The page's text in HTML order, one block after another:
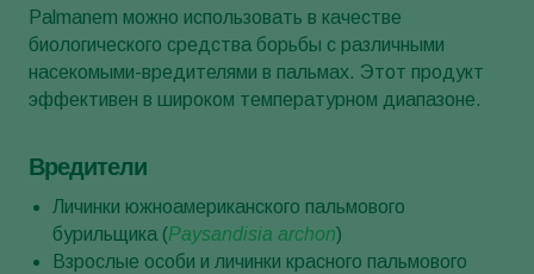
Palmanem можно использовать в качестве
биологического средства борьбы с различными
насекомыми-вредителями в пальмах. Этот продукт
эффективен в широком температурном диапазоне.
Вредители
Личинки южноамериканского пальмового
бурильщика (Paysandisia archon)
Взрослые особи и личинки красного пальмового